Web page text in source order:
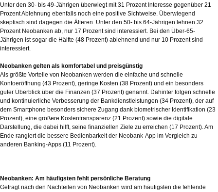
Unter den 30- bis 49-Jährigen überwiegt mit 31 Prozent Interesse gegenüber 21
Prozent Ablehnung ebenfalls noch eine positive Sichtweise. Überwiegend
skeptisch sind dagegen die Älteren. Unter den 50- bis 64-Jährigen lehnen 32
Prozent Neobanken ab, nur 17 Prozent sind interessiert. Bei den Über-65-
Jährigen ist sogar die Hälfte (48 Prozent) ablehnend und nur 10 Prozent sind
interessiert.
Neobanken gelten als komfortabel und preisgünstig
Als größte Vorteile von Neobanken werden die einfache und schnelle
Kontoeröffnung (43 Prozent), geringe Kosten (38 Prozent) und ein besonders
guter Überblick über die Finanzen (37 Prozent) genannt. Dahinter folgen schnelle
und kontinuierliche Verbesserung der Bankdienstleistungen (34 Prozent), der auf
dem Smartphone besonders sichere Zugang dank biometrischer Identifikation (23
Prozent), eine größere Kostentransparenz (21 Prozent) sowie die digitale
Darstellung, die dabei hilft, seine finanziellen Ziele zu erreichen (17 Prozent). Am
Ende rangiert die bessere Bedienbarkeit der Neobank-App im Vergleich zu
anderen Banking-Apps (11 Prozent).
Neobanken: Am häufigsten fehlt persönliche Beratung
Gefragt nach den Nachteilen von Neobanken wird am häufigsten die fehlende